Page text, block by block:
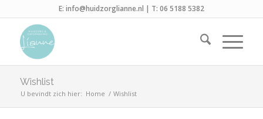
E: info@huidzorglianne.nl | T: 06 5188 5382
Wishlist
U bevindt zich hier: Home / Wishlist